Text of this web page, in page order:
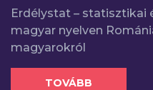
Erdélystat – statisztikai
magyar nyelven
magyarokról
TOVÁBB